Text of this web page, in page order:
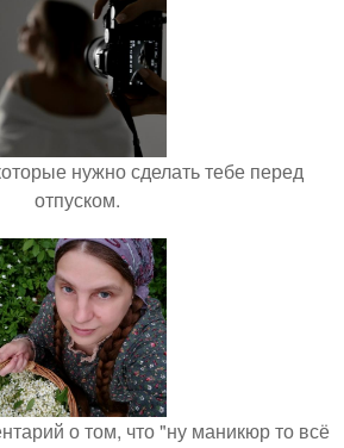
нужно сделать тебе перед
отпуском.
о том, что "ну маникюр то всё